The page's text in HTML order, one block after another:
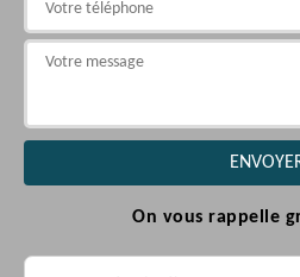
On vous rappelle